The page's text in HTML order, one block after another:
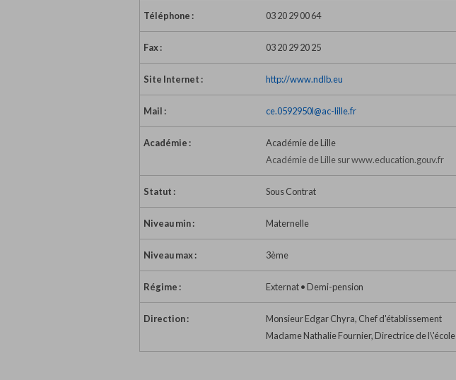
Téléphone : 03 20 29 00 64
Fax : 03 20 29 20 25
Site Internet : http://www.ndlb.eu
Mail : ce.0592950l@ac-lille.fr
Académie :
Académie de Lille
Académie de Lille sur www.education.gouv.fr
Statut : Sous Contrat
Niveau min : Maternelle
Niveau max : 3ème
Régime : Externat • Demi-pension
Direction :
Monsieur Edgar Chyra, Chef d'établissement
Madame Nathalie Fournier, Directrice de l\'école